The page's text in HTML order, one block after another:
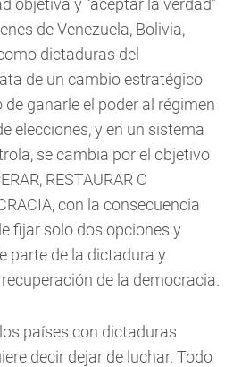
objetiva y “aceptar la verdad”
de Venezuela, Bolivia,
dictaduras del
de un cambio estratégico
ganarle el poder al régimen
elecciones, y en un sistema
se cambia por el objetivo
RESTAURAR O
con la consecuencia
fijar solo dos opciones y
parte de la dictadura y
de la democracia.
países con dictaduras
decir dejar de luchar. Todo